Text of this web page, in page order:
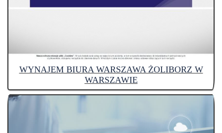
WYNAJEM BIURA WARSZAWA ŻOLIBORZ W
WARSZAWIE